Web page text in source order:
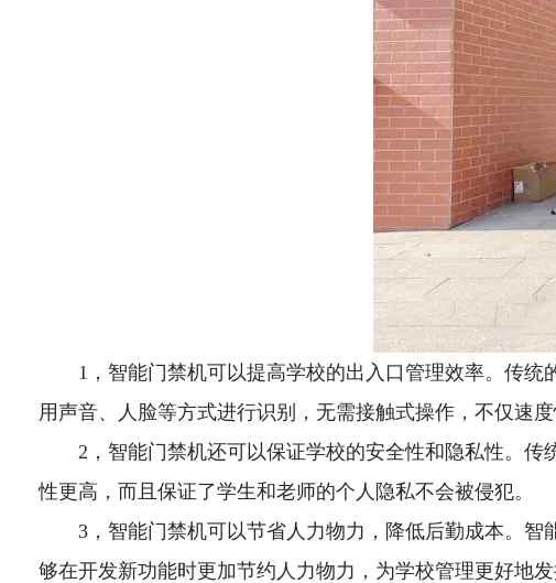
1，智能门禁机可以提高学校的出入口管理效率。传
用声音、人脸等方式进行识别，无需接触式操作，不仅速
2，智能门禁机还可以保证学校的安全性和隐私性。
性更高，而且保证了学生和老师的个人隐私不会被侵犯。
3，智能门禁机可以节省人力物力，降低后勤成本。
够在开发新功能时更加节约人力物力，为学校管理更好地发